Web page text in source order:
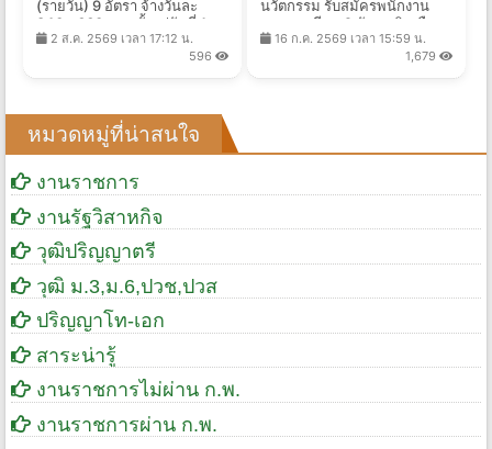
(รายวัน) 9 อัตรา จ้างวันละ
340 - 660 บาท ตั้งแต่วันที่ 1-
17 ส.ค. 2569
2 ส.ค. 2569 เวลา 17:12 น.
596
นวัตกรรม รับสมัครพนักงาน
ทุนหมุนเวียน 2 อัตรา เงินเดือน
25,000 บาท ตั้งแต่บัดนี้ถึง 12
16 ก.ค. 2569 เวลา 15:59 น.
1,679
หมวดหมู่ที่น่าสนใจ
งานราชการ
งานรัฐวิสาหกิจ
วุฒิปริญญาตรี
วุฒิ ม.3,ม.6,ปวช,ปวส
ปริญญาโท-เอก
สาระน่ารู้
งานราชการไม่ผ่าน ก.พ.
งานราชการผ่าน ก.พ.